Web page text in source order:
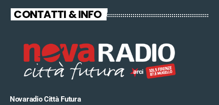
CONTATTI & INFO
Novaradio Città Futura